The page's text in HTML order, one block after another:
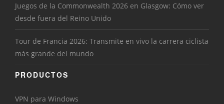
Juegos de la Commonwealth 2026 en Glasgow: Cómo ver
desde fuera del Reino Unido
Tour de Francia 2026: Transmite en vivo la carrera ciclista
más grande del mundo
PRODUCTOS
VPN para Windows